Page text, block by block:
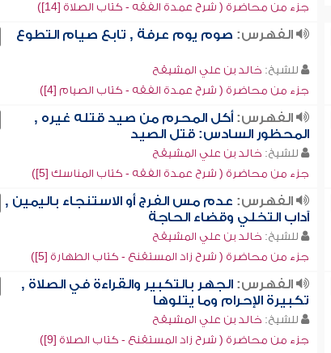
جزء من محاضرة ( شرح عمدة الفقه - كتاب الصلاة [14])
الفهرس: صوم يوم عرفة , تابع صيام التطوع
للشيخ: خالد بن علي المشيقح
جزء من محاضرة ( شرح عمدة الفقه - كتاب الصيام [4])
الفهرس: أكل المحرم من صيد قتله غيره ,
المحظور السادس: قتل الصيد
للشيخ: خالد بن علي المشيقح
جزء من محاضرة ( شرح عمدة الفقه - كتاب المناسك [5])
الفهرس: عدم مس الفرج أو الاستنجاء باليمين ,
آداب التخلي وقضاء الحاجة
للشيخ: خالد بن علي المشيقح
جزء من محاضرة ( شرح زاد المستقنع - كتاب الطهارة [5])
الفهرس: الجهر بالتكبير والقراءة في الصلاة ,
تكبيرة الإحرام وما يتلوها
للشيخ: خالد بن علي المشيقح
جزء من محاضرة ( شرح زاد المستقنع - كتاب الصلاة [9])